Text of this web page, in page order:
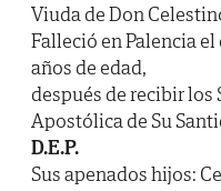
Viuda de Don
Falleció en Palencia el
años de edad,
después de recibir los
Apostólica de Su
D.E.P.
Sus apenados hijos: